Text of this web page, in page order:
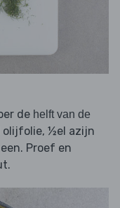
de helft van de
olijfolie, ½el azijn
Proef en